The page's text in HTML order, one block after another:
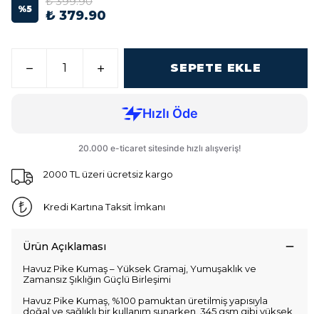
%5 ₺ 379.90
SEPETE EKLE
2000 TL üzeri ücretsiz kargo
Kredi Kartına Taksit İmkanı
Ürün Açıklaması
Havuz Pike Kumaş – Yüksek Gramaj, Yumuşaklık ve
Zamansız Şıklığın Güçlü Birleşimi
Havuz Pike Kumaş, %100 pamuktan üretilmiş yapısıyla
doğal ve sağlıklı bir kullanım sunarken, 345 gsm gibi yüksek